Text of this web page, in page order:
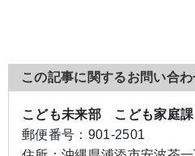
この記事に関するお問い合わ
こども未来部 こども家庭課
郵便番号： 901-2501